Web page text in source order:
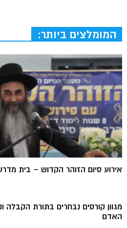
המומלצים ביותר:
אירוע סיום הזוהר הקדוש – בית
מגוון קורסים נבחרים בתורת הקבלה
האדם